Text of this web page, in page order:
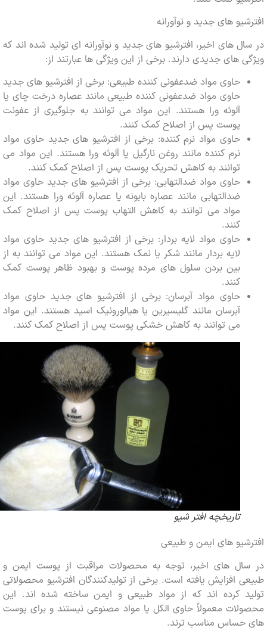
های جدید و نوآورانه
های اخیر، افترشیو های جدید و نوآورانه ای تولید شده اند که
های جدیدی دارند. برخی از این ویژگی ها عبارتند از:
حاوی مواد ضدعفونی کننده طبیعی: برخی از افترشیو های جدید
حاوی مواد ضدعفونی کننده طبیعی مانند عصاره درخت چای یا
آلوئه ورا هستند. این مواد می توانند به جلوگیری از عفونت
پوست پس از اصلاح کمک کنند.
حاوی مواد نرم کننده: برخی از افترشیو های جدید حاوی مواد
نرم کننده مانند روغن نارگیل یا آلوئه ورا هستند. این مواد می
توانند به کاهش تحریک پوست پس از اصلاح کمک کنند.
حاوی مواد ضدالتهابی: برخی از افترشیو های جدید حاوی مواد
ضدالتهابی مانند عصاره بابونه یا عصاره آلوئه ورا هستند. این
مواد می توانند به کاهش التهاب پوست پس از اصلاح کمک
حاوی مواد لایه بردار: برخی از افترشیو های جدید حاوی مواد
لایه بردار مانند شکر یا نمک هستند. این مواد می توانند به از
بین بردن سلول های مرده پوست و بهبود ظاهر پوست کمک
حاوی مواد آبرسان: برخی از افترشیو های جدید حاوی مواد
آبرسان مانند گلیسیرین یا هیالورونیک اسید هستند. این مواد
می توانند به کاهش خشکی پوست پس از اصلاح کمک کنند.
تاریخچه افتر شیو
های ایمن و طبیعی
های اخیر، توجه به محصولات مراقبت از پوست ایمن و
افزایش یافته است. برخی از تولیدکنندگان افترشیو محصولاتی
کرده اند که از مواد طبیعی و ایمن ساخته شده اند. این
معمولاً حاوی الکل یا مواد مصنوعی نیستند و برای پوست
مناسب ترند.